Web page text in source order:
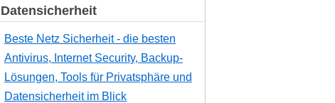
Datensicherheit
Beste Netz Sicherheit - die besten
Antivirus, Internet Security, Backup-
Lösungen, Tools für Privatsphäre und
Datensicherheit im Blick